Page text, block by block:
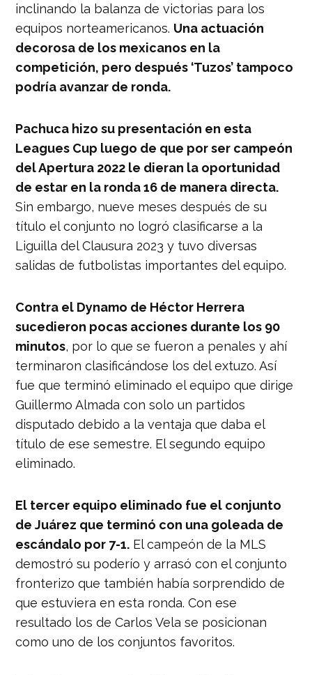
inclinando la balanza de victorias para los
equipos norteamericanos. Una actuación
decorosa de los mexicanos en la
competición, pero después ‘Tuzos’ tampoco
podría avanzar de ronda.
Pachuca hizo su presentación en esta
Leagues Cup luego de que por ser campeón
del Apertura 2022 le dieran la oportunidad
de estar en la ronda 16 de manera directa.
Sin embargo, nueve meses después de su
título el conjunto no logró clasificarse a la
Liguilla del Clausura 2023 y tuvo diversas
salidas de futbolistas importantes del equipo.
Contra el Dynamo de Héctor Herrera
sucedieron pocas acciones durante los 90
minutos, por lo que se fueron a penales y ahí
terminaron clasificándose los del extuzo. Así
fue que terminó eliminado el equipo que dirige
Guillermo Almada con solo un partidos
disputado debido a la ventaja que daba el
título de ese semestre. El segundo equipo
eliminado.
El tercer equipo eliminado fue el conjunto
de Juárez que terminó con una goleada de
escándalo por 7-1. El campeón de la MLS
demostró su poderío y arrasó con el conjunto
fronterizo que también había sorprendido de
que estuviera en esta ronda. Con ese
resultado los de Carlos Vela se posicionan
como uno de los conjuntos favoritos.